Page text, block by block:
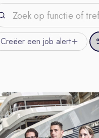
Creëer een job alert